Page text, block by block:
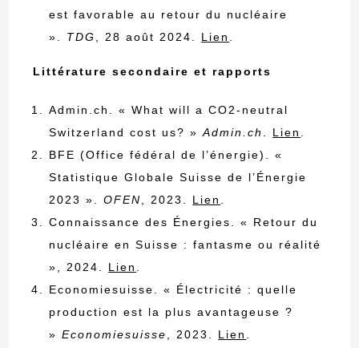
est favorable au retour du nucléaire
». TDG , 28 août 2024. Lien
Littérature secondaire et rapports
Admin.ch. « What will a CO2-neutral
Switzerland cost us? »Admin.ch Lien
BFE (Office fédéral de l’énergie). «
Statistique Globale Suisse de l’Énergie
2023 ».OFEN , 2023. Lien
Connaissance des Énergies. « Retour du
nucléaire en Suisse : fantasme ou réalité
», 2024. Lien
Economiesuisse. « Électricité : quelle
production est la plus avantageuse ?
»Economiesuisse , 2023. Lien